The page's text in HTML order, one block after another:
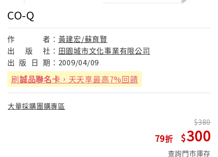
CO-Q
作 者： 黃建宏/蘇育賢
出
版 社： 田園城市文化事業有限公司
出 版 日 期： 2009/04/09
刷誠品聯名卡 ，天天享最高7%回饋
大量採購團購專區
79
380
300
查詢門市庫存